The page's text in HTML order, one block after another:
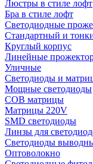
Люстры в стиле лофт
Бра в стиле лофт
Светодиодные
Стандартный и
Круглый корпус
Линейные
Уличные
Светодиоды и
Мощные светодиоды
COB матрицы
Матрицы 220V
SMD светодиоды
Линзы для
Светодиоды
Оптоволокно